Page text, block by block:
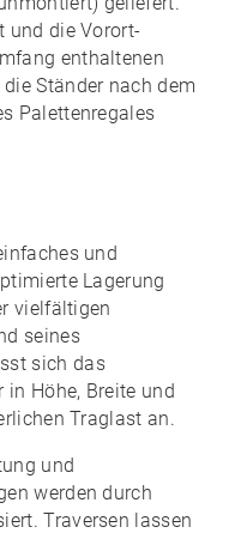
und die Vorort-
enthaltenen
Ständer nach dem
Palettenregales
und
Lagerung
vielfältigen
seines
sich das
in Höhe, Breite und
Traglast an.
und
werden durch
Traversen lassen